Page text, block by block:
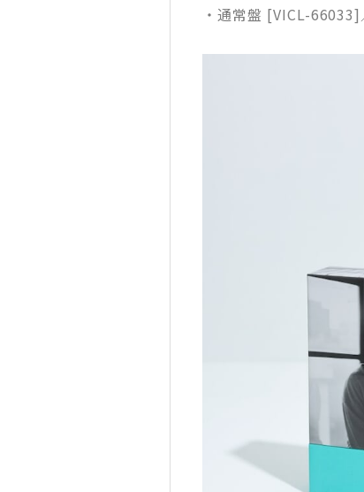
・通常盤 [VICL-66033]